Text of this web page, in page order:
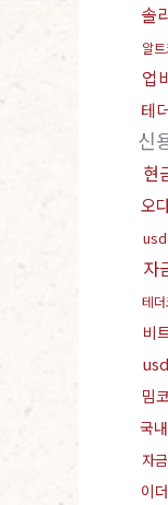
솔
알
업
테
신
현
오
자
테
비
밈
국
자
이